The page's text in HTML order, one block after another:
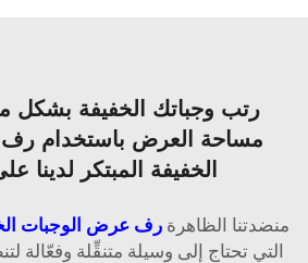
رتب وجباتك الخفيفة بشكل
مساحة العرض باستخدام رف
الخفيفة المبتكر لدينا
منضدتنا الظاهرة رف عرض الوجبات
التي تحتاج إلى وسيلة متنقِّلة وفعّالة